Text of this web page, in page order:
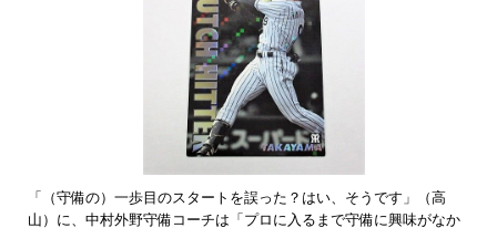
「（守備の）一歩目のスタートを誤った？はい、そうです」（高
山）に、中村外野守備コーチは「プロに入るまで守備に興味がなか